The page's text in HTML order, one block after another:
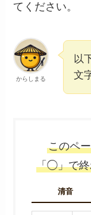
てください。
からしまる
以
文
このペ
「◯」で終
清音